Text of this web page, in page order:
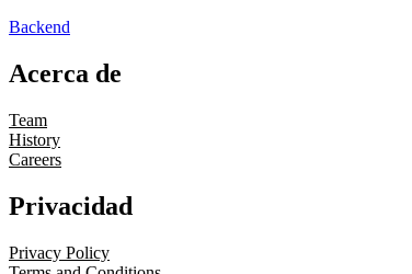
Backend
Acerca de
Team
History
Careers
Privacidad
Privacy Policy